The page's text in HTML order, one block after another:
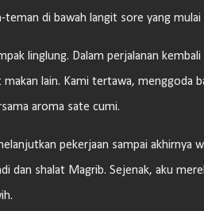
teman di bawah langit sore yang mulai
linglung. Dalam perjalanan
lain. Kami tertawa, menggoda
aroma sate cumi.
pekerjaan sampai akhirnya
dan shalat Magrib. Sejenak, aku